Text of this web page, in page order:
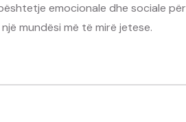
emocionale dhe sociale
mundësi më të mirë jetese.